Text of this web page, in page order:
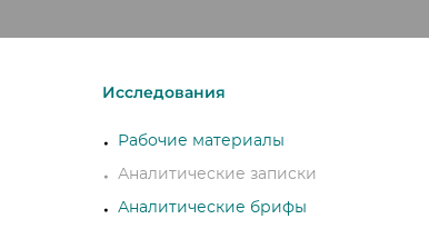
Исследования
Рабочие материалы
Аналитические записки
Аналитические брифы